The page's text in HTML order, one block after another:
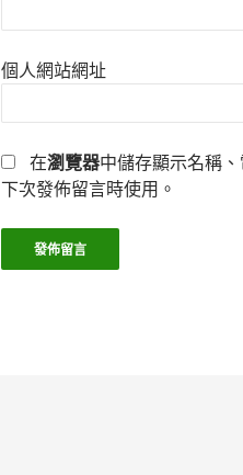
個人網站網址
在瀏覽器中儲存顯示名稱
下次發佈留言時使用。